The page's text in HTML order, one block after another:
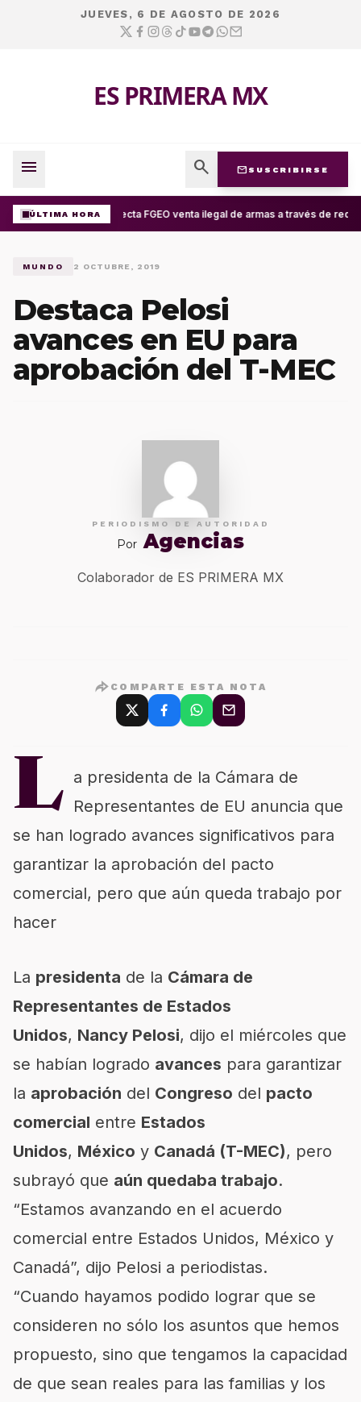
JUEVES, 6 DE AGOSTO DE 2026
ES PRIMERA MX
menu search mail SUSCRIBIRSE
ÚLTIMA HORA Detecta FGEO venta ilegal de armas a través de
MUNDO 2 OCTUBRE, 2019
Destaca Pelosi
avances en EU para
aprobación del T-MEC
PERIODISMO DE AUTORIDAD
Por Agencias
Colaborador de ES PRIMERA MX
COMPARTE ESTA NOTA
L a presidenta de la Cámara de
Representantes de EU anuncia que
se han logrado avances significativos para
garantizar la aprobación del pacto
comercial, pero que aún queda trabajo por
hacer
La presidenta de la Cámara de
Representantes de Estados
Unidos, Nancy Pelosi, dijo el miércoles que
se habían logrado avances para garantizar
la aprobación del Congreso del pacto
comercial entre Estados
Unidos, México y Canadá (T-MEC), pero
subrayó que aún quedaba trabajo.
“Estamos avanzando en el acuerdo
comercial entre Estados Unidos, México y
Canadá”, dijo Pelosi a periodistas.
“Cuando hayamos podido lograr que se
consideren no sólo los asuntos que hemos
propuesto, sino que tengamos la capacidad
de que sean reales para las familias y los